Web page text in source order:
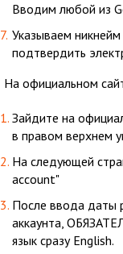
Вводим любой из
Указываем
подтвердить
На официальном
Зайдите на
в правом верхнем
На следующей
account"
После ввода даты
аккаунта,
язык сразу English.